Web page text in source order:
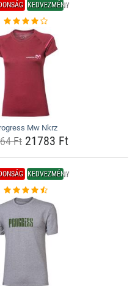
KEDVEZMÉNY
Mw Nkrz
Ft21783 Ft
KEDVEZMÉNY